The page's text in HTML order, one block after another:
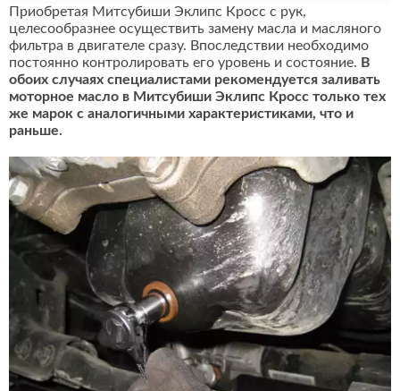
Приобретая Митсубиши Эклипс Кросс с рук,
целесообразнее осуществить замену масла и масляного
фильтра в двигателе сразу. Впоследствии необходимо
постоянно контролировать его уровень и состояние. В
обоих случаях специалистами рекомендуется заливать
моторное масло в Митсубиши Эклипс Кросс только тех
же марок с аналогичными характеристиками, что и
раньше.